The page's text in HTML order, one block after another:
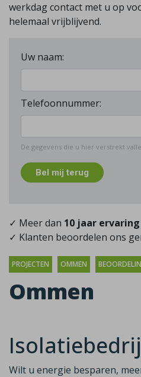
werkdag contact met u op
helemaal vrijblijvend.
Uw naam:
Telefoonnummer:
De gegevens die u hier verstrekt
Bel mij terug
✓ Meer dan 10 jaar ervaring
✓ Klanten beoordelen ons
PROJECTEN OMMEN
Ommen
Wilt u energie besparen,